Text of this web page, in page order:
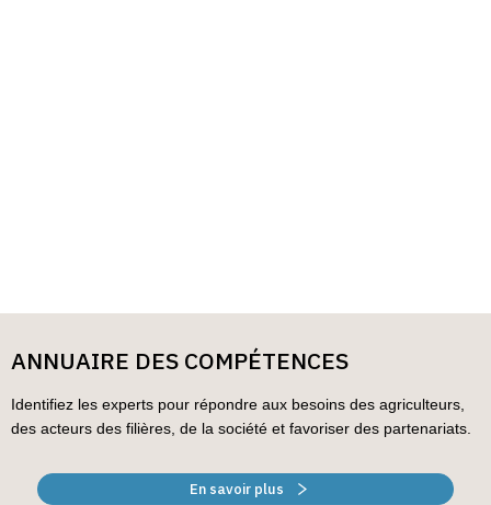
ANNUAIRE DES COMPÉTENCES
Identifiez les experts pour répondre aux besoins des agriculteurs,
des acteurs des filières, de la société et favoriser des partenariats.
En savoir plus